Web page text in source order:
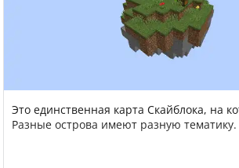
Это единственная карта Скайблока, на
Разные острова имеют разную